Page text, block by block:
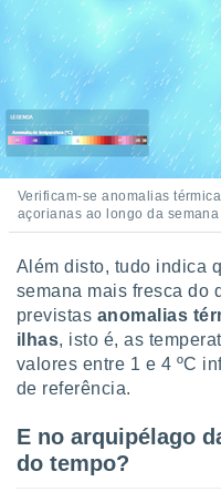
Verificam-se anomalias
açorianas ao longo da
Além disto, tudo indica
semana mais fresca do
previstas anomalias
ilhas, isto é, as
valores entre 1 e 4 ºC
de referência.
E no arquipélago
do tempo?